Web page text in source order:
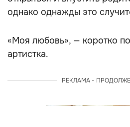
однако однажды это
«Моя любовь», — коротко
артистка.
РЕКЛАМА -